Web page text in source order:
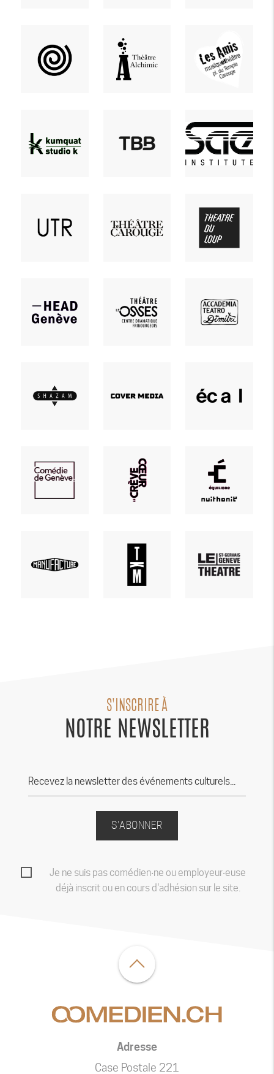
S'INSCRIRE À
NOTRE NEWSLETTER
S'ABONNER
Je ne suis pas comédien‧ne ou employeur‧euse
déjà inscrit ou en cours d'adhésion sur le site.
Adresse
Case Postale 221